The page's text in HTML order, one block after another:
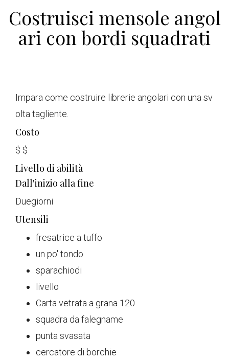
Costruisci mensole angol
ari con bordi squadrati
Impara come costruire librerie angolari con una sv
olta tagliente.
Costo
$ $
Livello di abilità
Dall'inizio alla fine
Duegiorni
Utensili
fresatrice a tuffo
un po' tondo
sparachiodi
livello
Carta vetrata a grana 120
squadra da falegname
punta svasata
cercatore di borchie